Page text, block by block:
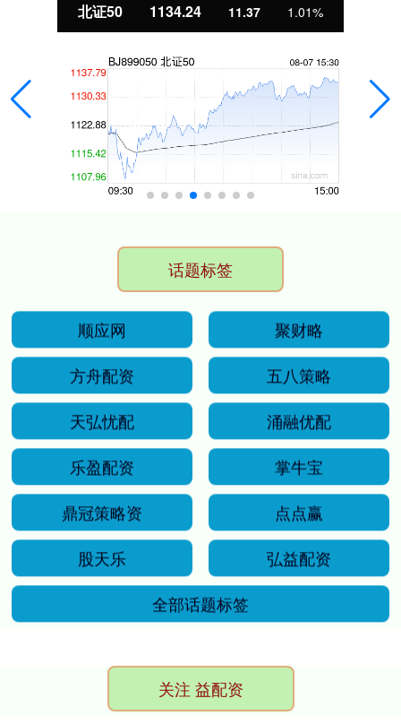
北证50 1134.24 11.37 1.01%
话题标签
顺应网
聚财略
方舟配资
五八策略
天弘忧配
涌融优配
乐盈配资
掌牛宝
鼎冠策略资
点点赢
股天乐
弘益配资
全部话题标签
关注 益配资